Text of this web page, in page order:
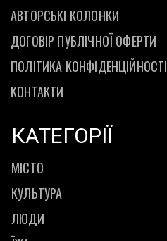
АВТОРСЬКІ КОЛОНКИ
ДОГОВІР ПУБЛІЧНОЇ ОФЕРТИ
ПОЛІТИКА КОНФІДЕНЦІЙНОСТІ
КОНТАКТИ
КАТЕГОРІЇ
МІСТО
КУЛЬТУРА
ЛЮДИ